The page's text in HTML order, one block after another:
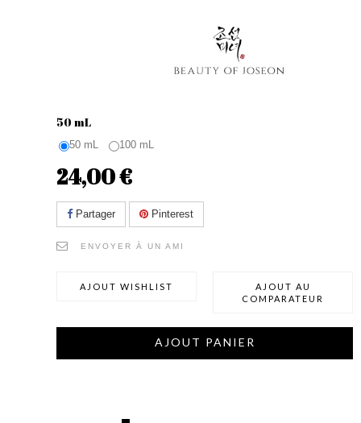
50 mL
50 mL 100 mL
24,00 €
Partager Pinterest
ENVOYER À UN AMI
AJOUT WISHLIST
AJOUT AU
COMPARATEUR
AJOUT PANIER